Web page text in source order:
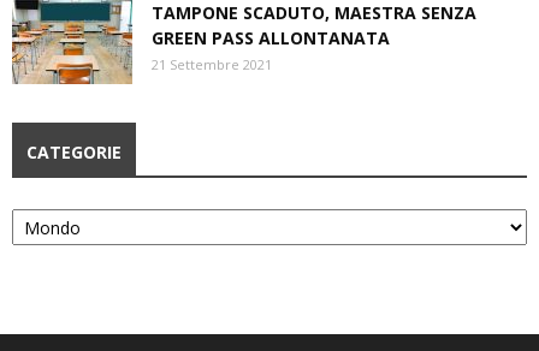
TAMPONE SCADUTO, MAESTRA SENZA
GREEN PASS ALLONTANATA
21 Settembre 2021
CATEGORIE
Categorie